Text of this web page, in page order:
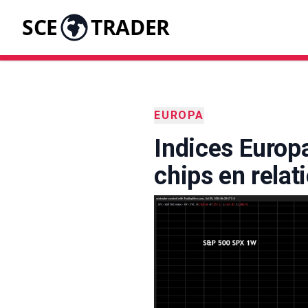
SCE TRADER
EUROPA
Indices
chips en